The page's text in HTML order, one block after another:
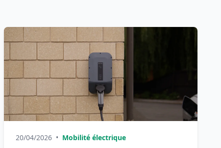
20/04/2026 • Mobilité électrique